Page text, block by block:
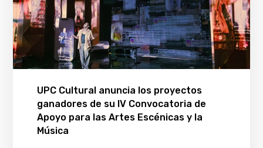
UPC Cultural anuncia los proyectos
ganadores de su IV Convocatoria de
Apoyo para las Artes Escénicas y la
Música